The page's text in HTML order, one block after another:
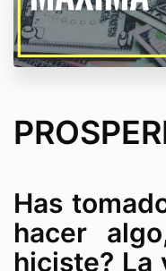
Has
hacer
hiciste? La